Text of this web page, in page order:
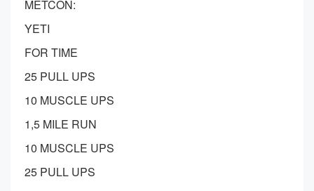
METCON:
YETI
FOR TIME
25 PULL UPS
10 MUSCLE UPS
1,5 MILE RUN
10 MUSCLE UPS
25 PULL UPS